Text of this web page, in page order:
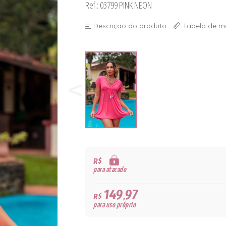
Ref.: 03799 PINK NEON
Descrição do produto Tabela de
R$
para atacado
R$149,97
para uso próprio